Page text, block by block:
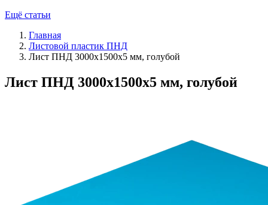
Ещё статьи
Главная
Листовой пластик ПНД
Лист ПНД 3000x1500x5 мм, голубой
Лист ПНД 3000x1500x5 мм, голубой